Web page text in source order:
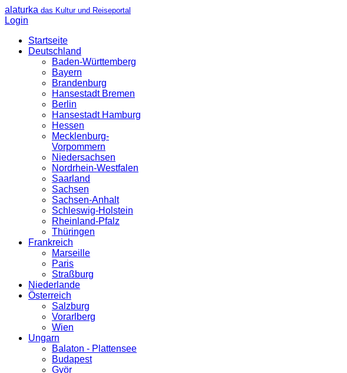
alaturka das Kultur und Reiseportal
Login
Startseite
Deutschland
Baden-Württemberg
Bayern
Brandenburg
Hansestadt Bremen
Berlin
Hansestadt Hamburg
Hessen
Mecklenburg-
Vorpommern
Niedersachsen
Nordrhein-Westfalen
Saarland
Sachsen
Sachsen-Anhalt
Schleswig-Holstein
Rheinland-Pfalz
Thüringen
Frankreich
Marseille
Paris
Straßburg
Niederlande
Österreich
Salzburg
Vorarlberg
Wien
Ungarn
Balaton - Plattensee
Budapest
Györ